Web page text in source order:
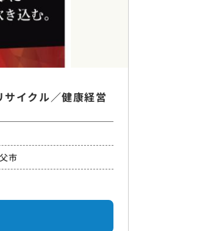
イクル／健康経営
市